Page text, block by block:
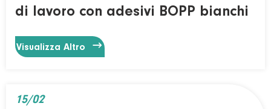
di lavoro con adesivi BOPP bianchi
Visualizza Altro 
15/02